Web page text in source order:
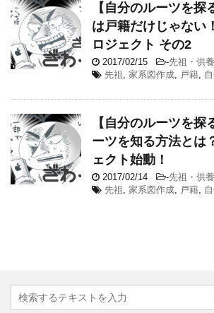
【自分のルーツを探
は戸籍だけじゃない
ロジェクト その2
2017/02/15 -先祖・供養
先祖 , 家系図作成, 戸籍,
【自分のルーツを探
ーツを知る方法とは
ェクト始動！
2017/02/14 -先祖・供養
先祖 , 家系図作成, 戸籍,